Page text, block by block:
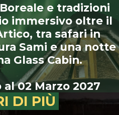
e tradizioni
immersivo oltre il
tra safari in
Sami e una notte
Glass Cabin.
al 02 Marzo 2027
DI PIÙ